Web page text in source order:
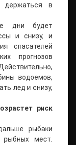
держаться в
дни будет
и снизу, и
спасателей
прогнозов
водоемов,
лед и снизу,
риск
рыбаки
рыбных мест.